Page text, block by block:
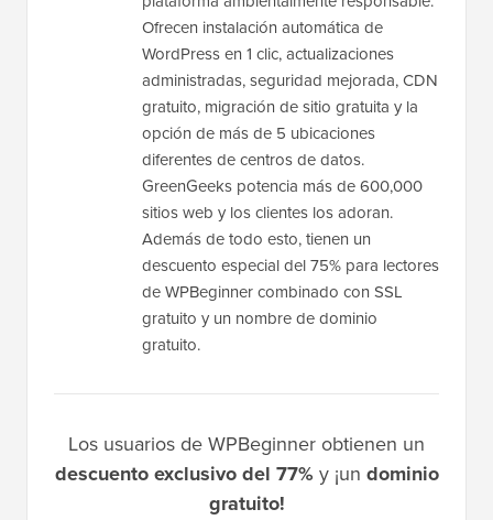
Ofrecen instalación automática de
WordPress en 1 clic, actualizaciones
administradas, seguridad mejorada, CDN
gratuito, migración de sitio gratuita y la
opción de más de 5 ubicaciones
diferentes de centros de datos.
GreenGeeks potencia más de 600,000
sitios web y los clientes los adoran.
Además de todo esto, tienen un
descuento especial del 75% para lectores
de WPBeginner combinado con SSL
gratuito y un nombre de dominio
gratuito.
Los usuarios de WPBeginner obtienen un
descuento exclusivo del 77% y ¡un dominio
gratuito!